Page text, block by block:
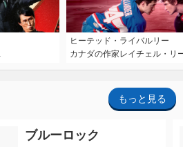
ヒーテッド・ライバルリー
カナダの作家レイチェル・リ
もっと見る
ブルーロック